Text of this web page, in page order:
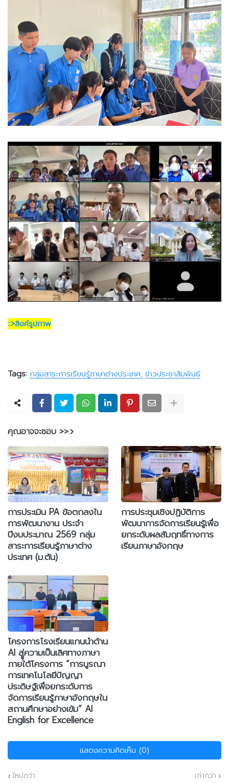
::>ลิงค์รูปภาพ
Tags: กลุ่มสาระการเรียนรู้ภาษาต่างประเทศ ข่าวประชาสัมพันธ์
คุณอาจจะชอบ >>
การประเมิน PA ข้อตกลงใน
การพัฒนางาน ประจำ
ปีงบประมาณ 2569 กลุ่ม
สาระการเรียนรู้ภาษาต่าง
ประเทศ (ม.ต้น)
การประชุมเชิงปฏิบัติการ
พัฒนาการจัดการเรียนรู้เพื่อ
ยกระดับผลสัมฤทธิ์ทางการ
เรียนภาษาอังกฤษ
โครงการโรงเรียนแกนนำด้าน
AI สูู่ความเป็นเลิศทางภาษา
ภายใต้โครงการ “การบูรณา
การเทคโนโลยีปัญญา
ประดิษฐ์เพื่อยกระดับการ
จัดการเรียนรู้ภาษาอังกฤษใน
สถานศึกษาอย่างเข้ม” AI
English for Excellence
แสดงความคิดเห็น (0)
ใหม่กว่า เก่ากว่า